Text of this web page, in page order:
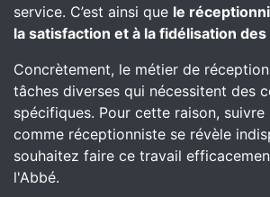
service. C’est ainsi que le
la satisfaction et à la fidélisation
Concrètement, le métier de
tâches diverses qui nécessitent des
spécifiques. Pour cette raison,
comme réceptionniste se révèle
souhaitez faire ce travail
l'Abbé.